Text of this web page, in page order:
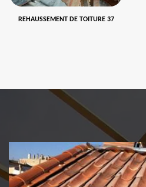
REHAUSSEMENT DE TOITURE 37